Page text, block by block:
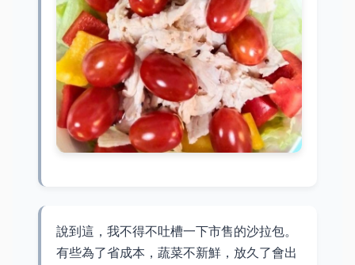
說到這，我不得不吐槽一下市售的沙拉包。
有些為了省成本，蔬菜不新鮮，放久了會出